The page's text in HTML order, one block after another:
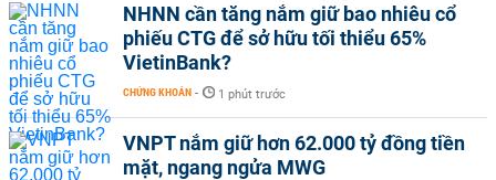
NHNN cần tăng nắm giữ bao nhiêu cổ
phiếu CTG để sở hữu tối thiểu 65%
VietinBank?
CHỨNG KHOÁN - 1 phút trước
VNPT nắm giữ hơn 62.000 tỷ đồng tiền
mặt, ngang ngửa MWG